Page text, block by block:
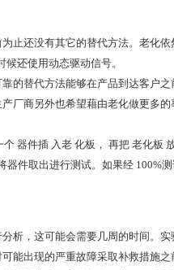
止还没有其它的替代方法。老化依
还使用动态驱动信号。
的替代方法能够在产品到达客户之
厂商另外也希望藉由老化做更多的
器件插 入老 化板， 再把 老化板
件取出进行测试。如果经 100%
析，这可能会需要几周的时间。实
能出现的严重故障采取补救措施之